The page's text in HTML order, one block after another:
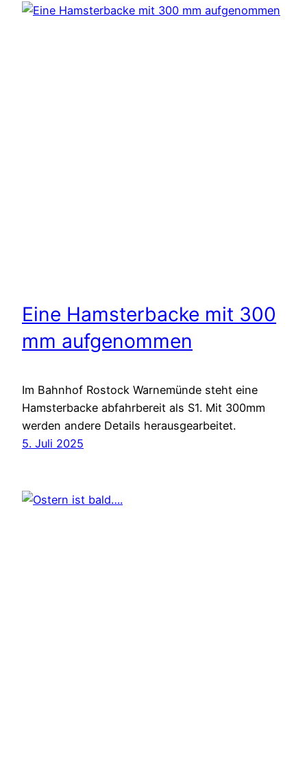
Eine Hamsterbacke mit 300
mm aufgenommen
Im Bahnhof Rostock Warnemünde steht eine
Hamsterbacke abfahrbereit als S1. Mit 300mm
werden andere Details herausgearbeitet.
5. Juli 2025